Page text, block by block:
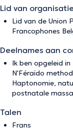
Lid van
Lid van de Union
Francophones
Deelnames aan
Ik ben opgeleid
N'Féraïdo
Haptonomie,
postnatale
Talen
Frans